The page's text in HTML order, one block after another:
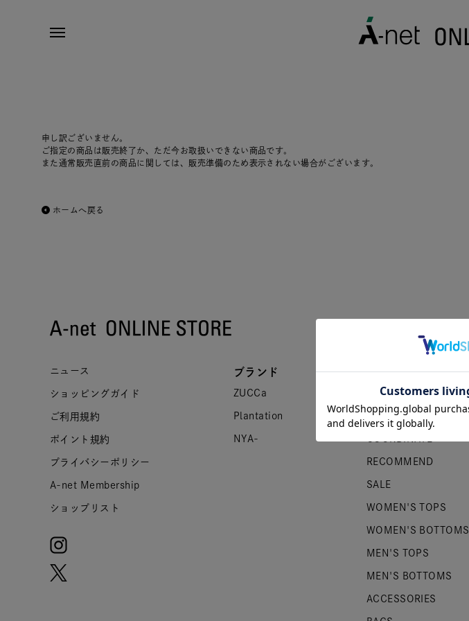
申し訳ございません。
ご指定の商品は販売終了か、ただ今お取扱いできない商品です。
また通常販売直前の商品に関しては、販売準備のため表示されない場合がございます。
ホームへ戻る
ニュース
ショッピングガイド
ご利用規約
ポイント規約
プライバシーポリシー
A-net Membership
ショップリスト
ブランド
ZUCCa
Plantation
NYA-
カテゴリー
NEW ITEMS
PRE ORDER
RECOMMEND
SALE
WOMEN'S TOPS
WOMEN'S BOTTOMS
MEN'S TOPS
MEN'S BOTTOMS
ACCESSORIES